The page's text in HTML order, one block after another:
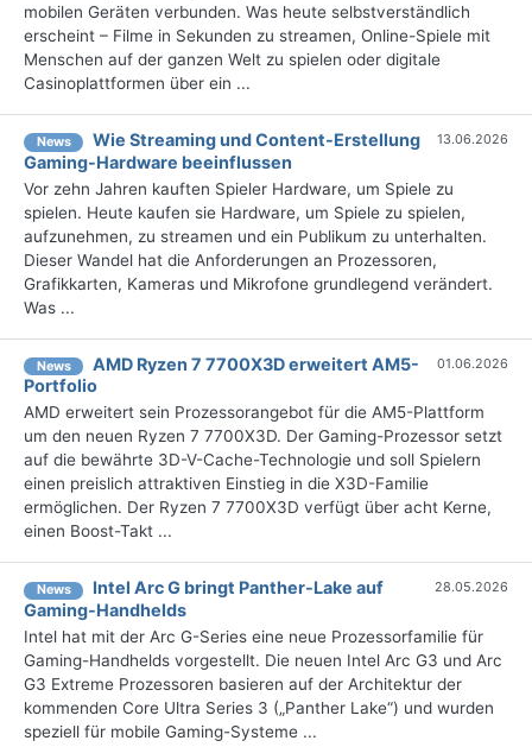
mobilen Geräten verbunden. Was heute selbstverständlich
erscheint – Filme in Sekunden zu streamen, Online-Spiele mit
Menschen auf der ganzen Welt zu spielen oder digitale
Casinoplattformen über ein ...
News
Wie Streaming und Content-Erstellung
Gaming-Hardware beeinflussen
13.06.2026
Vor zehn Jahren kauften Spieler Hardware, um Spiele zu
spielen. Heute kaufen sie Hardware, um Spiele zu spielen,
aufzunehmen, zu streamen und ein Publikum zu unterhalten.
Dieser Wandel hat die Anforderungen an Prozessoren,
Grafikkarten, Kameras und Mikrofone grundlegend verändert.
Was ...
News
AMD Ryzen 7 7700X3D erweitert AM5-
Portfolio
01.06.2026
AMD erweitert sein Prozessorangebot für die AM5-Plattform
um den neuen Ryzen 7 7700X3D. Der Gaming-Prozessor setzt
auf die bewährte 3D-V-Cache-Technologie und soll Spielern
einen preislich attraktiven Einstieg in die X3D-Familie
ermöglichen. Der Ryzen 7 7700X3D verfügt über acht Kerne,
einen Boost-Takt ...
News
Intel Arc G bringt Panther-Lake auf
Gaming-Handhelds
28.05.2026
Intel hat mit der Arc G-Series eine neue Prozessorfamilie für
Gaming-Handhelds vorgestellt. Die neuen Intel Arc G3 und Arc
G3 Extreme Prozessoren basieren auf der Architektur der
kommenden Core Ultra Series 3 („Panther Lake“) und wurden
speziell für mobile Gaming-Systeme ...